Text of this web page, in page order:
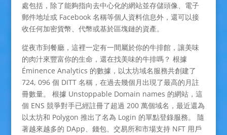
處包括，除了能夠指向去中心化的網站並存儲頭像、電子
郵件地址或 Facebook 名稱等個人資料信息外，還可以接
收任何加密貨幣、代幣或基於區塊鏈的資產。
從夜市到餐廳，這裡一定有一間屬於你的牛排館，讓美味
的肉汁來豐富你的生命，還在找美味的牛排嗎？ 根據
Éminence Analytics 的數據，以太坊域名服務共創建了
724, 096 個 DITT 名稱，在過去幾個月出現了最高的月註
冊數量。 根據 Unstoppable Domain names 的網站，這
個 ENS 競爭對手已經註冊了超過 200 萬個域名，最近還為
以太坊和 Polygon 推出了名為 Login 的單點登錄服務。 隨
著越來越多的 DApp、錢包、交易所和市場支持 NFT 用戶